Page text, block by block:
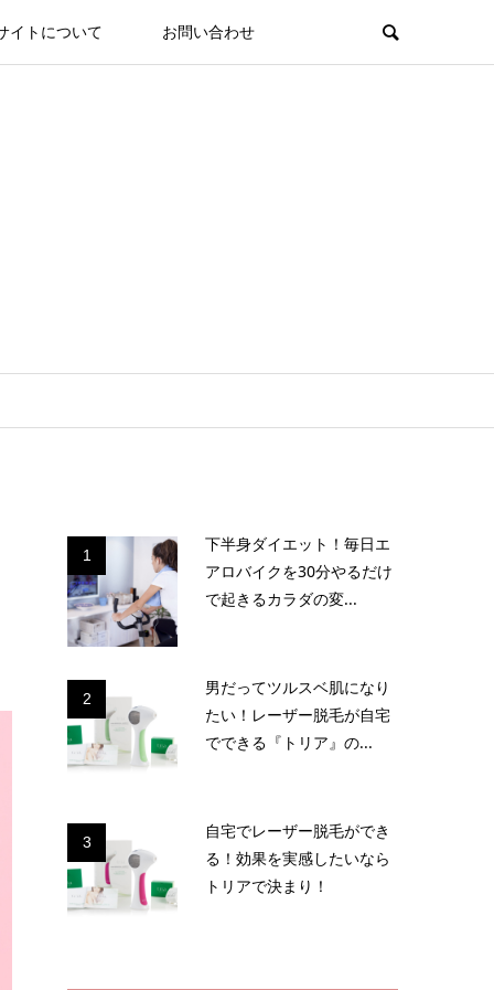
イトについて お問い合わせ
1
下半身ダイエット！毎日エ
アロバイクを30分やるだけ
で起きるカラダの変...
2
男だってツルスベ肌になり
たい！レーザー脱毛が自宅
でできる『トリア』の...
3
自宅でレーザー脱毛ができ
る！効果を実感したいなら
トリアで決まり！